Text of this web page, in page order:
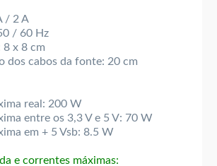
/ 2 A
/ 60 Hz
8 x 8 cm
dos cabos da fonte: 20 cm
real: 200 W
entre os 3,3 V e 5 V: 70 W
em + 5 Vsb: 8.5 W
e correntes máximas: